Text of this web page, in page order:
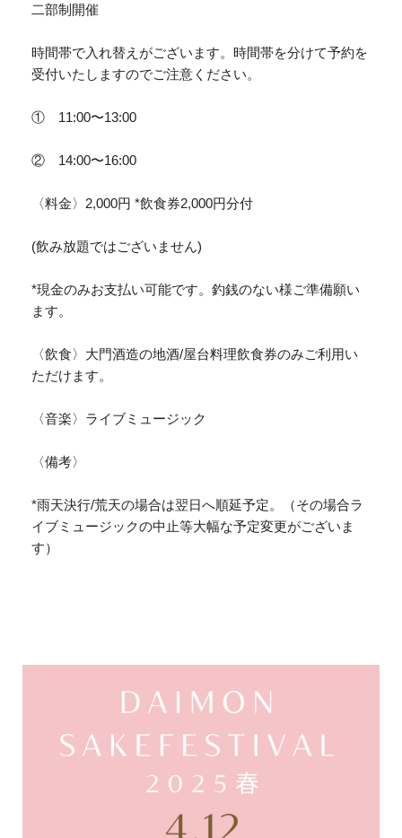
二部制開催
時間帯で入れ替えがございます。時間帯を分けて予約を
受付いたしますのでご注意ください。
① 11:00〜13:00
② 14:00〜16:00
〈料金〉2,000円 *飲食券2,000円分付
(飲み放題ではございません)
*現金のみお支払い可能です。釣銭のない様ご準備願い
ます。
〈飲食〉大門酒造の地酒/屋台料理飲食券のみご利用い
ただけます。
〈音楽〉ライブミュージック
〈備考〉
*雨天決行/荒天の場合は翌日へ順延予定。（その場合ラ
イブミュージックの中止等大幅な予定変更がございま
す）